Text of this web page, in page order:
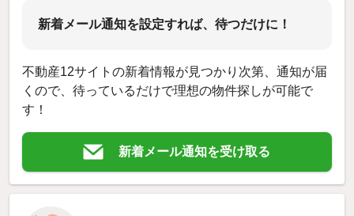
新着メール通知を設定すれば、待つだけに！
不動産12サイトの新着情報が見つかり次第、通知が届
くので、待っているだけで理想の物件探しが可能で
す！
新着メール通知を受け取る